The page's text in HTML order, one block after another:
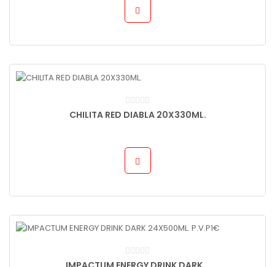
CHILITA RED DIABLA 20X330ML.